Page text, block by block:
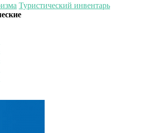
Туристический инвентарь